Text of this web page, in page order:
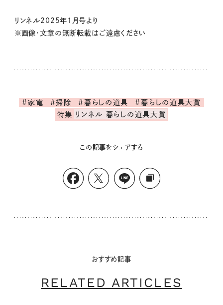
リンネル2025年1月号より
※画像・文章の無断転載はご遠慮ください
#家電 #掃除 #暮らしの道具
#暮らしの道具大賞
特集
リンネル 暮らしの道具大賞
この記事をシェアする
おすすめ記事
RELATED ARTICLES